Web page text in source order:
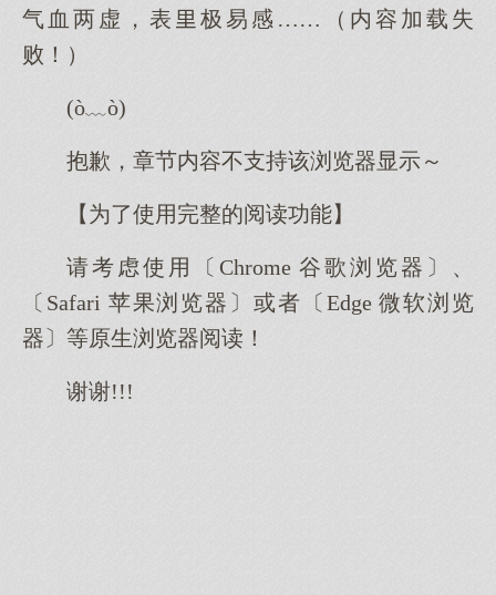
气血两虚，表极易感……（内容加载失
败！）
(ò﹏ò)
抱歉，章节内容不支持该浏览器显示～
【为了使用完整的阅读功能】
请考虑使用〔Chrome 谷歌浏览器〕、
〔Safari 苹果浏览器〕或者〔Edge 微软浏览
器〕等原生浏览器阅读！
谢谢!!!